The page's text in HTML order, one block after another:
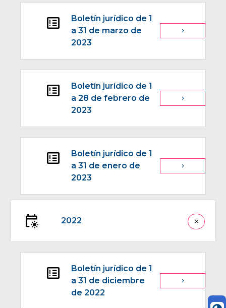
breaking_news
Boletín jurídico de 1
a 31 de marzo de
2023
navigate_next
breaking_news
Boletín jurídico de 1
a 28 de febrero de
2023
navigate_next
breaking_news
Boletín jurídico de 1
a 31 de enero de
2023
navigate_next
early_on 2022 close
breaking_news
Boletín jurídico de 1
a 31 de diciembre
de 2022
navigate_next